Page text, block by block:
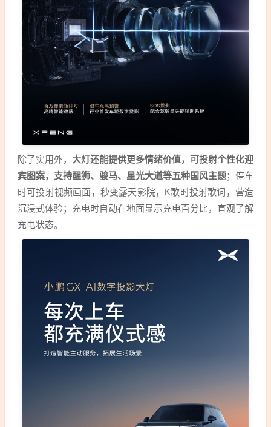
除了实用外， 大灯还能提供更多情绪价值，可投射个性化迎
宾图案，支持醒狮、骏马、星光大道等五种国风主题；停车
时可投射视频画面，秒变露天影院，K歌时投射歌词，营造
沉浸式体验；充电时自动在地面显示充电百分比，直观了解
充电状态。